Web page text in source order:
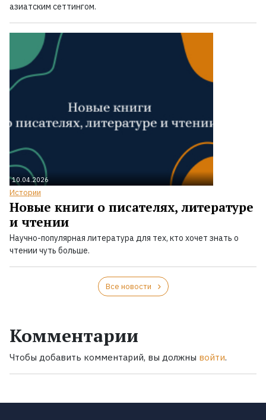
азиатским сеттингом.
10.04.2026
Истории
Новые книги о писателях, литературе
и чтении
Научно-популярная литература для тех, кто хочет знать о
чтении чуть больше.
Все новости
Комментарии
Чтобы добавить комментарий, вы должны войти.